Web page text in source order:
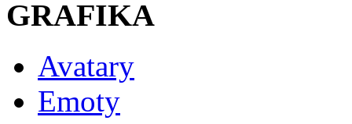
GRAFIKA
Avatary
Emoty